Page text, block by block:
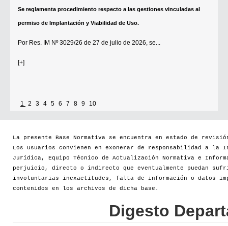
Se reglamenta procedimiento respecto a las gestiones vinculadas al
permiso de Implantación y Viabilidad de Uso.
Por Res. IM Nº 3029/26 de 27 de julio de 2026, se...
[+]
1 2 3 4 5 6 7 8 9 10
La presente Base Normativa se encuentra en estado de
Los usuarios convienen en exonerar de responsabilidad a la
Jurídica, Equipo Técnico de Actualización Normativa e
perjuicio, directo o indirecto que eventualmente puedan
involuntarias inexactitudes, falta de información o datos
contenidos en los archivos de dicha base.
Digesto